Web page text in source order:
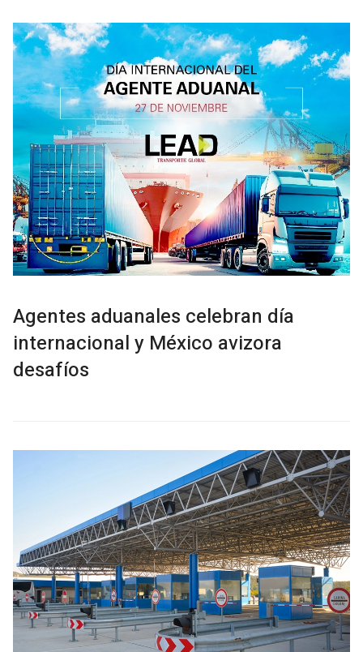
Agentes aduanales celebran día
internacional y México avizora
desafíos